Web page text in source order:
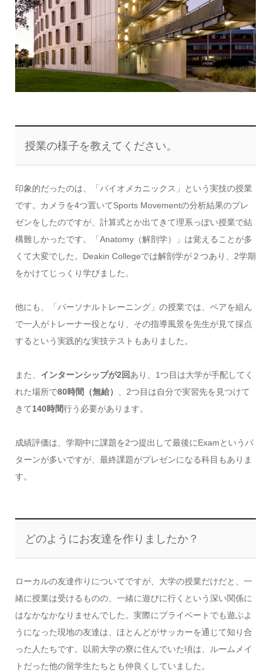
授業の様子を教えてください。
印象的だったのは、「バイオメカニックス」という実技の授業
です。カメラを4つ置いてSports Movementの分析結果のプレ
ゼンをしたのですが、計算式とか出てきて理系っぽい授業で結
構難しかったです。「Anatomy（解剖学）」は覚えることが多
くて大変でした。Deakin Collegeでは解剖学が２つあり、2学期
をかけてじっくり学びました。
他にも、「パーソナルトレーニング」の授業では、ペアを組ん
で一人がトレーナー役となり、その指導風景を先生が見て採点
するという実践的な実技テストもありました。
また、 インターンシップが2回あり、1つ目は大学が手配してく
れた場所で80時間（無給）
、2つ目は自分で実習先を見つけて
きて140時間行う必要があります。
成績評価は、学期中に課題を2つ提出して最後にExamというパ
ターンが多いですが、最終課題がプレゼンになる科目もありま
す。
どのようにお友達を作りましたか？
ローカルの友達作りについてですが、大学の授業だけだと、一
緒に授業は受けるものの、一緒に遊びに行くという深い関係に
はなかなかなりませんでした。実際にプライベートでも遊ぶよ
うになった現地の友達は、ほとんどがサッカーを通じて知り合
った人たちです。以前大学の寮に住んでいた頃は、ルームメイ
トだった他の留学生たちとも仲良くしていました。